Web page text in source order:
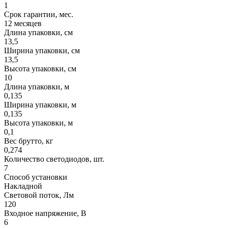
1
Срок гарантии, мес.
12 месяцев
Длина упаковки, см
13,5
Ширина упаковки, см
13,5
Высота упаковки, см
10
Длина упаковки, м
0,135
Ширина упаковки, м
0,135
Высота упаковки, м
0,1
Вес брутто, кг
0,274
Количество светодиодов, шт.
7
Способ установки
Накладной
Световой поток, Лм
120
Входное напряжение, В
6